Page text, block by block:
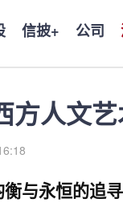
信披+ 公司
方人文
与永恒的追寻